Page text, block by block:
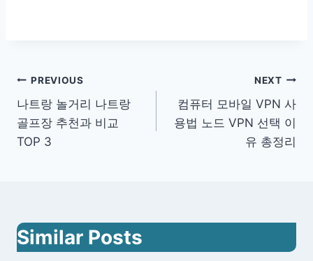
글
내
비
션
PREVIOUS
나트랑 놀거리 나트랑
골프장 추천과 비교
TOP 3
NEXT
컴퓨터 모바일 VPN 사
용법 노드 VPN 선택 이
유 총정리
Similar Posts